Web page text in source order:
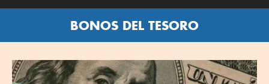
BONOS DEL TESORO